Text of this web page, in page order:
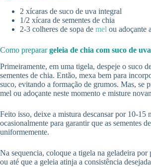
2 xícaras de suco de uva integral
1/2 xícara de sementes de chia
2-3 colheres de sopa de mel ou adoçante
Como preparargeleia de chia com suco de uva
Primeiramente, em uma tigela, despeje o suco
sementes de chia. Então, mexa bem para
suco, evitando a formação de grumos. Mas, se
mel ou adoçante neste momento e misture
Feito isso, deixe a mistura descansar por 10-15
ocasionalmente para garantir que as sementes
uniformemente.
Na sequencia, coloque a tigela na geladeira por
ou até que a geleia atinja a consistência